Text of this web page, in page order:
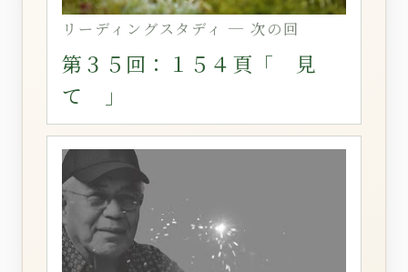
リーディングスタディ ─ 次の回
第３５回：１５４頁「 見
て 」